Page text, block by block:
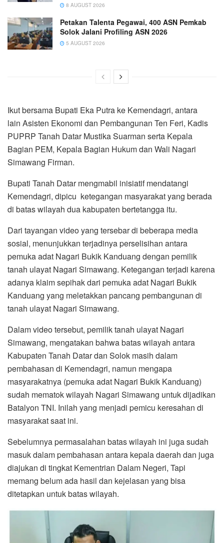
8 AUGUST 2026
Petakan Talenta Pegawai, 400 ASN Pemkab
Solok Jalani Profiling ASN 2026
5 AUGUST 2026
Ikut bersama Bupati Eka Putra ke Kemendagri, antara
lain Asisten Ekonomi dan Pembangunan Ten Feri, Kadis
PUPRP Tanah Datar Mustika Suarman serta Kepala
Bagian PEM, Kepala Bagian Hukum dan Wali Nagari
Simawang Firman.
Bupati Tanah Datar mengmabil inisiatif mendatangi
Kemendagri, dipicu ketegangan masyarakat yang berada
di batas wilayah dua kabupaten bertetangga itu.
Dari tayangan video yang tersebar di beberapa media
sosial, menunjukkan terjadinya perselisihan antara
pemuka adat Nagari Bukik Kanduang dengan pemilik
tanah ulayat Nagari Simawang. Ketegangan terjadi karena
adanya klaim sepihak dari pemuka adat Nagari Bukik
Kanduang yang meletakkan pancang pembangunan di
tanah ulayat Nagari Simawang.
Dalam video tersebut, pemilik tanah ulayat Nagari
Simawang, mengatakan bahwa batas wilayah antara
Kabupaten Tanah Datar dan Solok masih dalam
pembahasan di Kemendagri, namun mengapa
masyarakatnya (pemuka adat Nagari Bukik Kanduang)
sudah mematok wilayah Nagari Simawang untuk dijadikan
Batalyon TNI. Inilah yang menjadi pemicu keresahan di
masyarakat saat ini.
Sebelumnya permasalahan batas wilayah ini juga sudah
masuk dalam pembahasan antara kepala daerah dan juga
diajukan di tingkat Kementrian Dalam Negeri, Tapi
memang belum ada hasil dan kejelasan yang bisa
ditetapkan untuk batas wilayah.